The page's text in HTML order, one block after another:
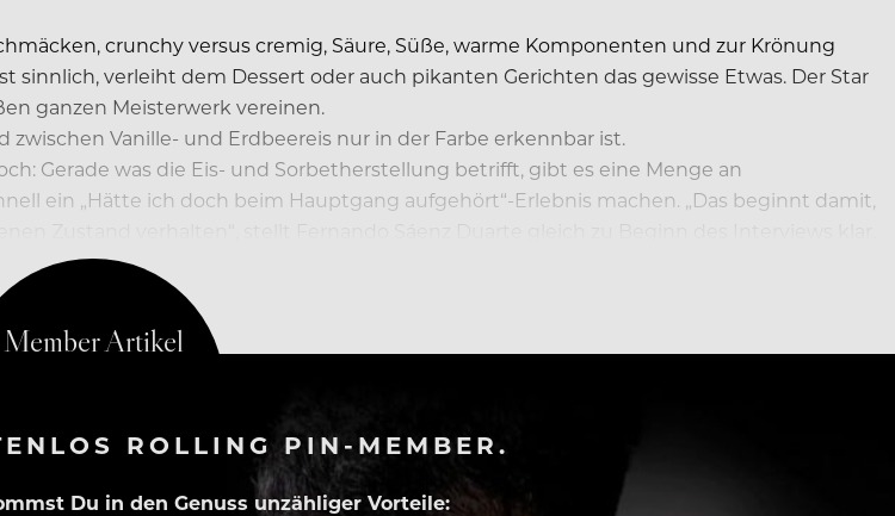
crunchy versus cremig, Säure, Süße, warme Komponenten und zur Krönung
sinnlich, verleiht dem Dessert oder auch pikanten Gerichten das gewisse Etwas. Der Star
ganzen Meisterwerk vereinen.
Vanille- und Erdbeereis nur in der Farbe erkennbar ist.
Gerade was die Eis- und Sorbetherstellung betrifft, gibt es eine Menge an
ein „Hätte ich doch beim Hauptgang aufgehört“-Erlebnis machen. „Das beginnt damit,
ROLLING PIN-MEMBER.
Du in den Genuss unzähliger Vorteile: